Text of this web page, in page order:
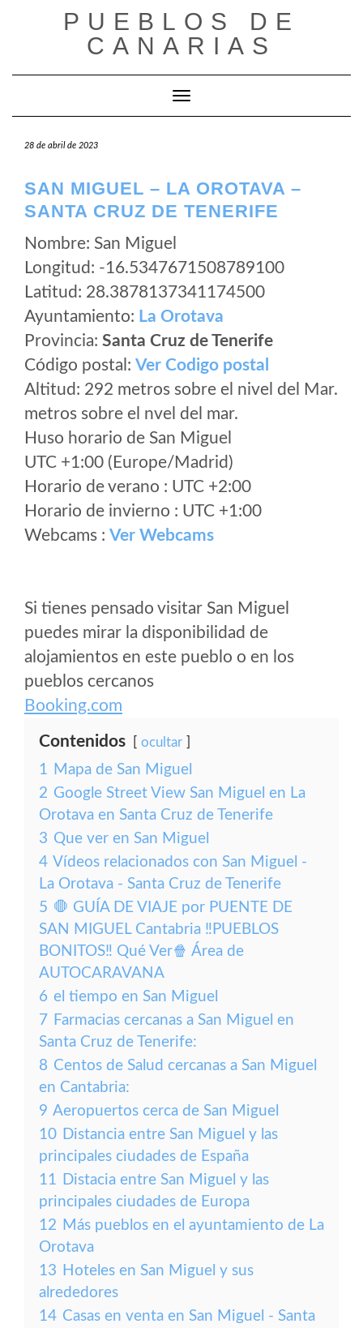
PUEBLOS DE
CANARIAS
Cambiar modo de navegación
28 de abril de 2023
SAN MIGUEL – LA OROTAVA –
SANTA CRUZ DE TENERIFE
Nombre: San Miguel
Longitud: -16.5347671508789100
Latitud: 28.3878137341174500
Ayuntamiento: La Orotava
Provincia: Santa Cruz de Tenerife
Código postal: Ver Codigo postal
Altitud: 292 metros sobre el nivel del Mar.
metros sobre el nvel del mar.
Huso horario de San Miguel
UTC +1:00 (Europe/Madrid)
Horario de verano : UTC +2:00
Horario de invierno : UTC +1:00
Webcams : Ver Webcams
Si tienes pensado visitar San Miguel
puedes mirar la disponibilidad de
alojamientos en este pueblo o en los
pueblos cercanos
Booking.com
Contenidos ocultar
1 Mapa de San Miguel
2 Google Street View San Miguel en La
Orotava en Santa Cruz de Tenerife
3 Que ver en San Miguel
4 Vídeos relacionados con San Miguel -
La Orotava - Santa Cruz de Tenerife
5 🛑 GUÍA DE VIAJE por PUENTE DE
SAN MIGUEL Cantabria ‼️PUEBLOS
BONITOS‼️ Qué Ver🍿 Área de
AUTOCARAVANA
6 el tiempo en San Miguel
7 Farmacias cercanas a San Miguel en
Santa Cruz de Tenerife:
8 Centos de Salud cercanas a San Miguel
en Cantabria:
9 Aeropuertos cerca de San Miguel
10 Distancia entre San Miguel y las
principales ciudades de España
11 Distacia entre San Miguel y las
principales ciudades de Europa
12 Más pueblos en el ayuntamiento de La
Orotava
13 Hoteles en San Miguel y sus
alrededores
14 Casas en venta en San Miguel - Santa